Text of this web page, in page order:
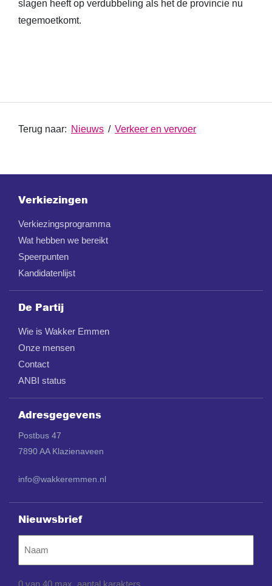
slagen heeft op verdubbeling als het de provincie nu
tegemoetkomt.
Terug naar: Nieuws / Verkeer en vervoer
Verkiezingen
Verkiezingsprogramma
Wat hebben we bereikt
Speerpunten
Kandidatenlijst
De Partij
Wie is Wakker Emmen
Onze mensen
Contact
ANBI status
Adresgegevens
Postbus 47
7890 AA Klazienaveen
info@wakkeremmen.nl
Nieuwsbrief
0 van 40 max. aantal karakters